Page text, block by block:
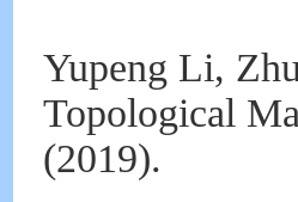
Yupeng Li,
Topological
(2019).